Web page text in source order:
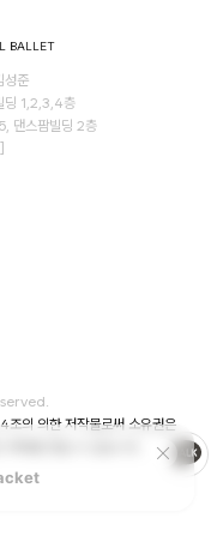
BALLET
성준
딩 1,2,3,4층
댄스팜빌딩 2층
조의 의한 저작물로써 소유권은
재를 받을 수 있습니다.